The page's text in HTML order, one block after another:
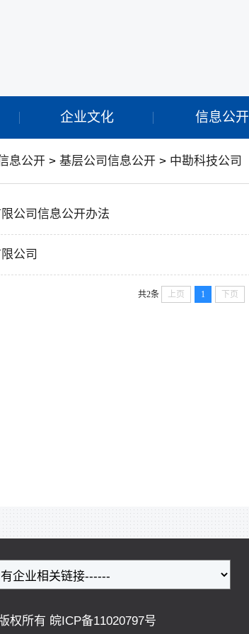
企业文化 信息公开
息公开 >基层公司信息公开 > 中勘科技公司
公司信息公开办法
公司
共2条 上页 1 下页
权所有 皖ICP备11020797号